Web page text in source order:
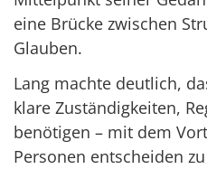
eine Brücke zwischen
Glauben.
Lang machte deutlich,
klare Zuständigkeiten,
benötigen – mit dem
Personen entscheiden